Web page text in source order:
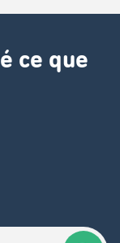
ce que